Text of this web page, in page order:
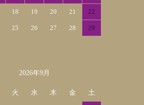
18 19 20 21 22
25 26 27 28 29
2026年9月
火 水 木 金 土